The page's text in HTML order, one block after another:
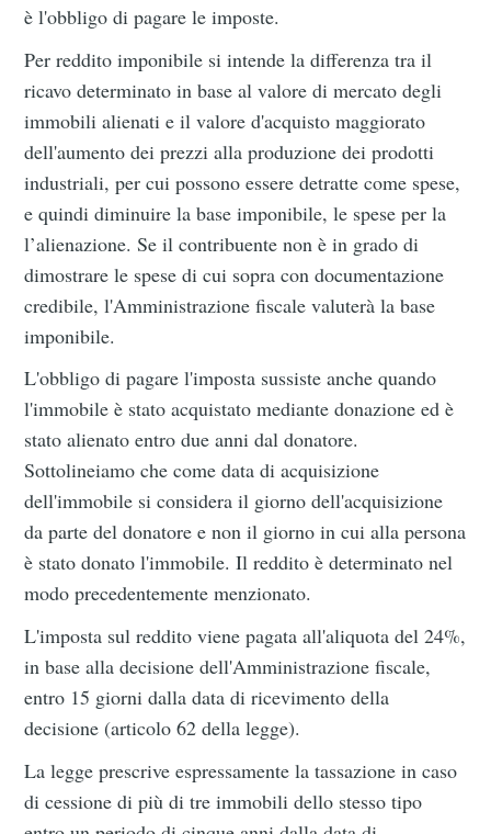
è l'obbligo di pagare le imposte.
Per reddito imponibile si intende la differenza tra il
ricavo determinato in base al valore di mercato degli
immobili alienati e il valore d'acquisto maggiorato
dell'aumento dei prezzi alla produzione dei prodotti
industriali, per cui possono essere detratte come spese,
e quindi diminuire la base imponibile, le spese per la
l’alienazione. Se il contribuente non è in grado di
dimostrare le spese di cui sopra con documentazione
credibile, l'Amministrazione fiscale valuterà la base
imponibile.
L'obbligo di pagare l'imposta sussiste anche quando
l'immobile è stato acquistato mediante donazione ed è
stato alienato entro due anni dal donatore.
Sottolineiamo che come data di acquisizione
dell'immobile si considera il giorno dell'acquisizione
da parte del donatore e non il giorno in cui alla persona
è stato donato l'immobile. Il reddito è determinato nel
modo precedentemente menzionato.
L'imposta sul reddito viene pagata all'aliquota del 24%,
in base alla decisione dell'Amministrazione fiscale,
entro 15 giorni dalla data di ricevimento della
decisione (articolo 62 della legge).
La legge prescrive espressamente la tassazione in caso
di cessione di più di tre immobili dello stesso tipo